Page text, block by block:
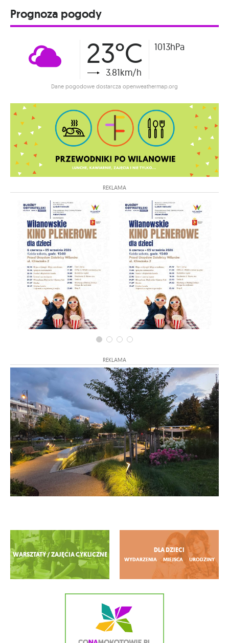
Prognoza pogody
23°C
3.81km/h
1013hPa
Dane pogodowe dostarcza openweathermap.org
REKLAMA
REKLAMA
Zobacz więcej
WARSZTATY / ZAJĘCIA CYKLICZNE
DLA DZIECI
WYDARZENIA MIEJSCA URODZINY